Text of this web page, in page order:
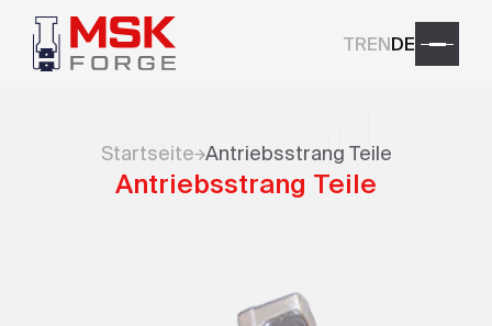
TRENDE
Startseite Antriebsstrang Teile
Antriebsstrang Teile